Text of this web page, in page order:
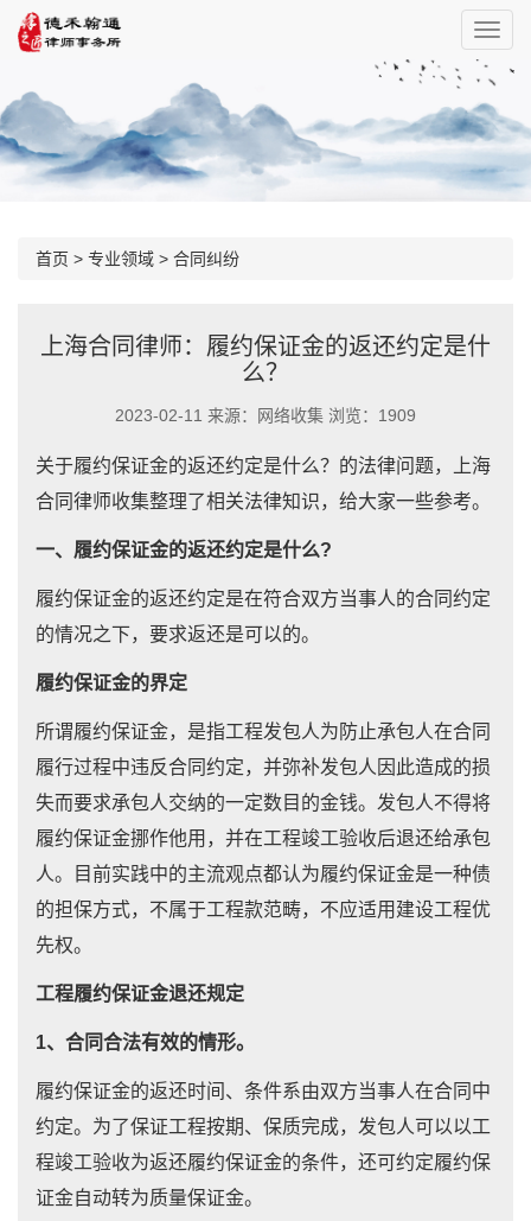
首页 > 专业领域 > 合同纠纷
上海合同律师：履约保证金的返还约定是什
么？
2023-02-11 来源：网络收集 浏览：1909
关于履约保证金的返还约定是什么？的法律问题，上海
合同律师收集整理了相关法律知识，给大家一些参考。
一、履约保证金的返还约定是什么?
履约保证金的返还约定是在符合双方当事人的合同约定
的情况之下，要求返还是可以的。
履约保证金的界定
所谓履约保证金，是指工程发包人为防止承包人在合同
履行过程中违反合同约定，并弥补发包人因此造成的损
失而要求承包人交纳的一定数目的金钱。发包人不得将
履约保证金挪作他用，并在工程竣工验收后退还给承包
人。目前实践中的主流观点都认为履约保证金是一种债
的担保方式，不属于工程款范畴，不应适用建设工程优
先权。
工程履约保证金退还规定
1、合同合法有效的情形。
履约保证金的返还时间、条件系由双方当事人在合同中
约定。为了保证工程按期、保质完成，发包人可以以工
程竣工验收为返还履约保证金的条件，还可约定履约保
证金自动转为质量保证金。